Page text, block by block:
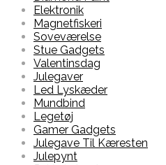
Elektronik
Magnetfiskeri
Soveværelse
Stue Gadgets
Valentinsdag
Julegaver
Led Lyskæder
Mundbind
Legetøj
Gamer Gadgets
Julegave Til Kæresten
Julepynt